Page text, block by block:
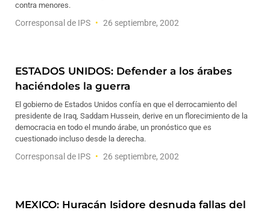
contra menores.
Corresponsal de IPS 26 septiembre, 2002
ESTADOS UNIDOS: Defender a los árabes
haciéndoles la guerra
El gobierno de Estados Unidos confía en que el derrocamiento del
presidente de Iraq, Saddam Hussein, derive en un florecimiento de la
democracia en todo el mundo árabe, un pronóstico que es
cuestionado incluso desde la derecha.
Corresponsal de IPS 26 septiembre, 2002
MEXICO: Huracán Isidore desnuda fallas del